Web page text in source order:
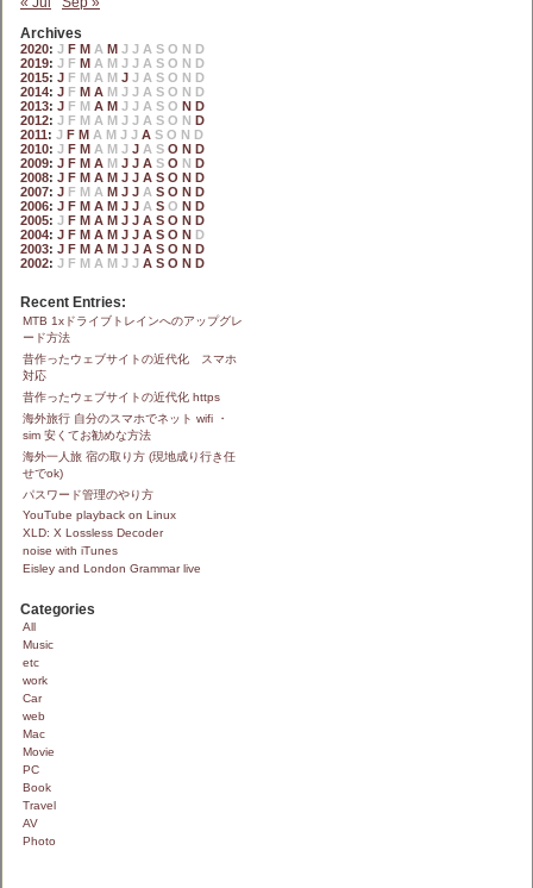
Archives
2020: J F M A M J J A S O N D
2019: J F M A M J J A S O N D
2015: J F M A M J J A S O N D
2014: J F M A M J J A S O N D
2013: J F M A M J J A S O N D
2012: J F M A M J J A S O N D
2011: J F M A M J J A S O N D
2010: J F M A M J J A S O N D
2009: J F M A M J J A S O N D
2008: J F M A M J J A S O N D
2007: J F M A M J J A S O N D
2006: J F M A M J J A S O N D
2005: J F M A M J J A S O N D
2004: J F M A M J J A S O N D
2003: J F M A M J J A S O N D
2002: J F M A M J J A S O N D
Recent Entries:
MTB 1xドライブトレインへのアップグレ
ード方法
昔作ったウェブサイトの近代化 スマホ
対応
昔作ったウェブサイトの近代化 https
海外旅行 自分のスマホでネット wifi ・
sim 安くてお勧めな方法
海外一人旅 宿の取り方 (現地成り行き任
せでok)
パスワード管理のやり方
YouTube playback on Linux
XLD: X Lossless Decoder
noise with iTunes
Eisley and London Grammar live
Categories
All
Music
etc
work
Car
web
Mac
Movie
PC
Book
Travel
AV
Photo